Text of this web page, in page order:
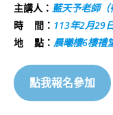
主講人： 藍天予老師（
時 間： 113年2月29
地 點： 晨曦樓6樓禮
點我報名參加